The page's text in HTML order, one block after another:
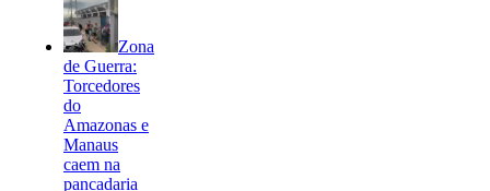
Zona
de Guerra:
Torcedores
do
Amazonas e
Manaus
caem na
pancadaria